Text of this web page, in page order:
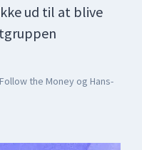
ud til at blive
the Money og Hans-